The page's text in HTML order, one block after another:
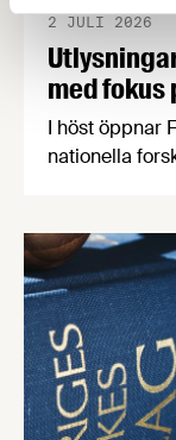
med
2 JULI 2026
I höst öppnar
nationella
en
båda syftar
stärker